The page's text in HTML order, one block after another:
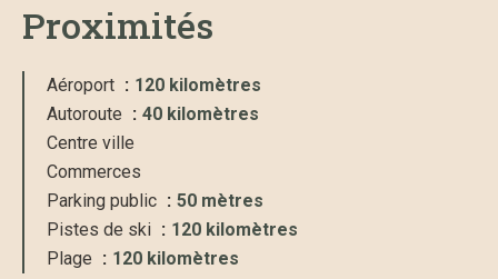
Proximités
Aéroport
120 kilomètres
Autoroute
40 kilomètres
Centre ville
Commerces
Parking public
50 mètres
Pistes de ski
120 kilomètres
Plage
120 kilomètres